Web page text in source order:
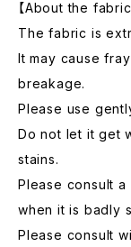
【About the fabric
The fabric is
It may cause
breakage.
Please use
Do not let it get
stains.
Please consult
when it is badly
Please consult